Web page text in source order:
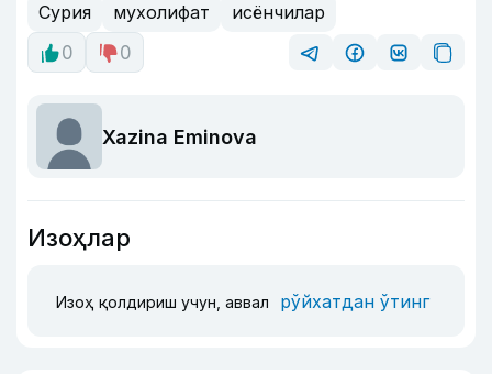
Сурия мухолифат
исёнчилар
0
0
Xazina Eminova
Изоҳлар
Изоҳ қолдириш учун, аввал рўйхатдан ўтинг